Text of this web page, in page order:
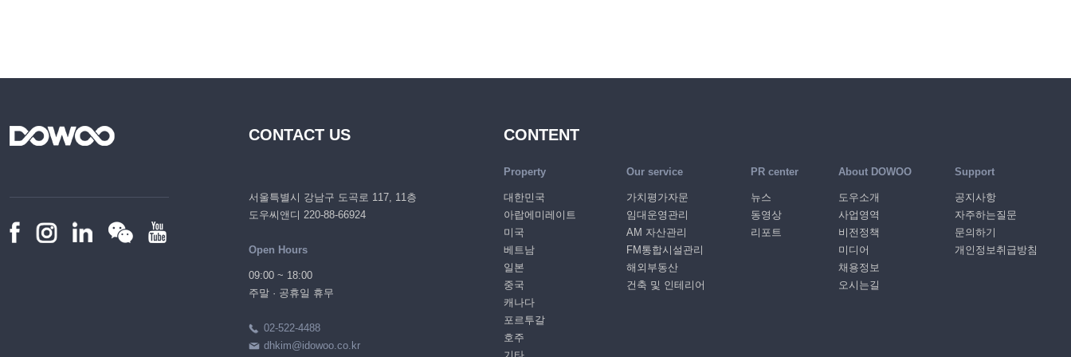
CONTACT US
서울특별시 강남구 도곡로 117, 11층
도우씨앤디 220-88-66924
Open Hours
09:00 ~ 18:00
주말 · 공휴일 휴무
02-522-4488
dhkim@idowoo.co.kr
CONTENT
Property
대한민국
아랍에미레이트
미국
베트남
일본
중국
캐나다
포르투갈
호주
기타
Our service
가치평가자문
임대운영관리
AM 자산관리
FM통합시설관리
해외부동산
건축 및 인테리어
PR center
뉴스
동영상
리포트
About DOWOO
도우소개
사업영역
비전정책
미디어
채용정보
오시는길
Support
공지사항
자주하는질문
문의하기
개인정보취급방침